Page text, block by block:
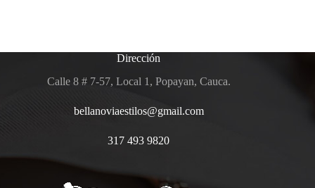
Dirección
Calle 8 # 7-57, Local 1, Popayan, Cauca.
bellanoviaestilos@gmail.com
317 493 9820